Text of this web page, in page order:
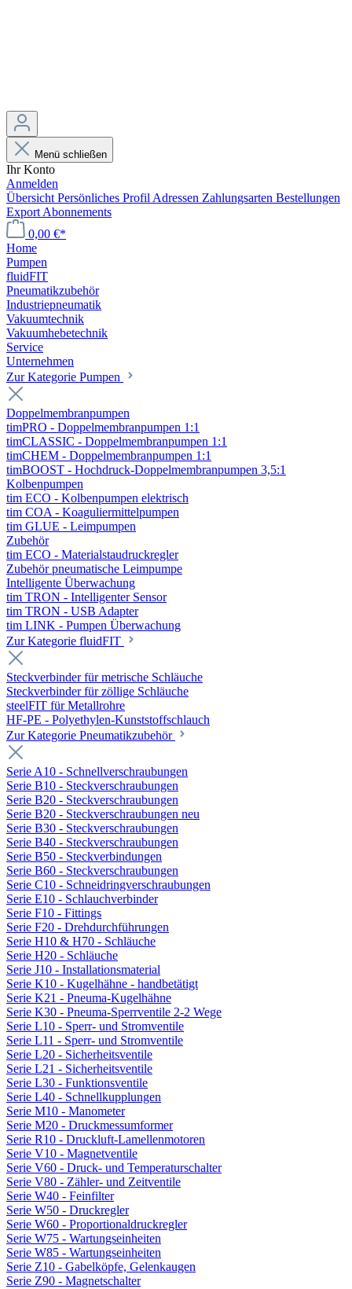
Menü schließen
Ihr Konto
Anmelden
Übersicht Persönliches Profil Adressen Zahlungsarten Bestellungen
Export Abonnements
0,00 €*
Home
Pumpen
fluidFIT
Pneumatikzubehör
Industriepneumatik
Vakuumtechnik
Vakuumhebetechnik
Service
Unternehmen
Zur Kategorie Pumpen
Doppelmembranpumpen
timPRO - Doppelmembranpumpen 1:1
timCLASSIC - Doppelmembranpumpen 1:1
timCHEM - Doppelmembranpumpen 1:1
timBOOST - Hochdruck-Doppelmembranpumpen 3,5:1
Kolbenpumpen
tim ECO - Kolbenpumpen elektrisch
tim COA - Koaguliermittelpumpen
tim GLUE - Leimpumpen
Zubehör
tim ECO - Materialstaudruckregler
Zubehör pneumatische Leimpumpe
Intelligente Überwachung
tim TRON - Intelligenter Sensor
tim TRON - USB Adapter
tim LINK - Pumpen Überwachung
Zur Kategorie fluidFIT
Steckverbinder für metrische Schläuche
Steckverbinder für zöllige Schläuche
steelFIT für Metallrohre
HF-PE - Polyethylen-Kunststoffschlauch
Zur Kategorie Pneumatikzubehör
Serie A10 - Schnellverschraubungen
Serie B10 - Steckverschraubungen
Serie B20 - Steckverschraubungen
Serie B20 - Steckverschraubungen neu
Serie B30 - Steckverschraubungen
Serie B40 - Steckverschraubungen
Serie B50 - Steckverbindungen
Serie B60 - Steckverschraubungen
Serie C10 - Schneidringverschraubungen
Serie E10 - Schlauchverbinder
Serie F10 - Fittings
Serie F20 - Drehdurchführungen
Serie H10 & H70 - Schläuche
Serie H20 - Schläuche
Serie J10 - Installationsmaterial
Serie K10 - Kugelhähne - handbetätigt
Serie K21 - Pneuma-Kugelhähne
Serie K30 - Pneuma-Sperrventile 2-2 Wege
Serie L10 - Sperr- und Stromventile
Serie L11 - Sperr- und Stromventile
Serie L20 - Sicherheitsventile
Serie L21 - Sicherheitsventile
Serie L30 - Funktionsventile
Serie L40 - Schnellkupplungen
Serie M10 - Manometer
Serie M20 - Druckmessumformer
Serie R10 - Druckluft-Lamellenmotoren
Serie V10 - Magnetventile
Serie V60 - Druck- und Temperaturschalter
Serie V80 - Zähler- und Zeitventile
Serie W40 - Feinfilter
Serie W50 - Druckregler
Serie W60 - Proportionaldruckregler
Serie W75 - Wartungseinheiten
Serie W85 - Wartungseinheiten
Serie Z10 - Gabelköpfe, Gelenkaugen
Serie Z90 - Magnetschalter